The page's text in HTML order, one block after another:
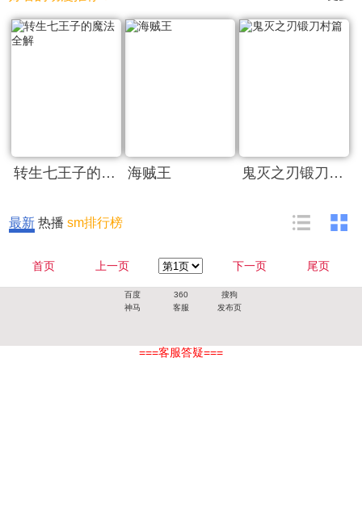
转生七王子的魔法全解 海贼王 鬼灭之刃锻刀村篇
最新 热播 sm排行榜
首页 上一页 下一页 尾页
百度 360
搜狗
神马
客服 发布页
===客服答疑===